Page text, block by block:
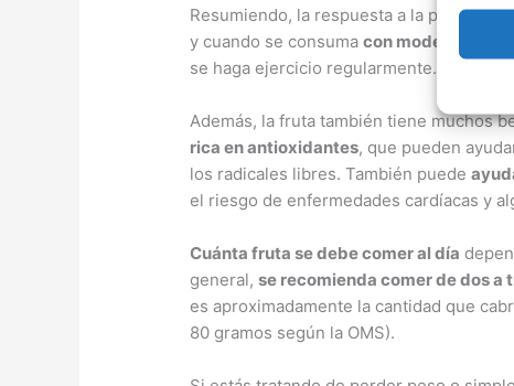
Resumiendo, la respuesta a la pregunta
y cuando se consumacon moderación
se haga ejercicio regularmente.
Además, la fruta también tiene muchos
rica en antioxidantes, que pueden
los radicales libres. También puede
el riesgo de enfermedades cardíacas y
Cuánta fruta se debe comer al día
general,se recomienda comer de dos a
es aproximadamente la cantidad que
80 gramos según la OMS).